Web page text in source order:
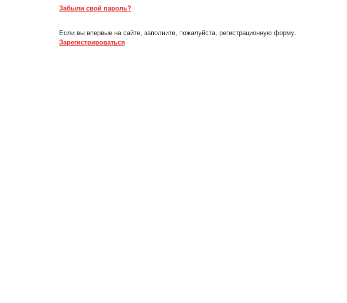
Забыли свой пароль?
Если вы впервые на сайте, заполните, пожалуйста, регистрационную форму.
Зарегистрироваться